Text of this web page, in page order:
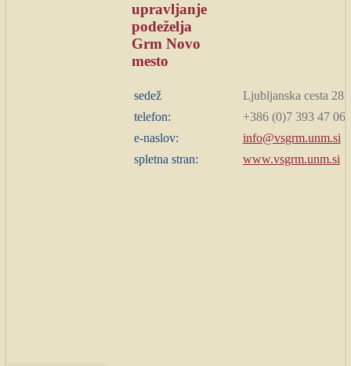
upravljanje
podeželja
Grm Novo
mesto
sedež
Ljubljanska cesta
telefon:
+386 (0)7 393 47 06
e-naslov:
info@vsgrm.unm.si
spletna stran:
www.vsgrm.unm.si